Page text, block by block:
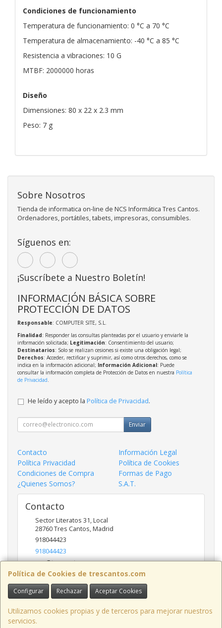
Condiciones de funcionamiento
Temperatura de funcionamiento: 0 °C a 70 °C
Temperatura de almacenamiento: -40 °C a 85 °C
Resistencia a vibraciones: 10 G
MTBF: 2000000 horas
Diseño
Dimensiones: 80 x 22 x 2.3 mm
Peso: 7 g
Política de Cookies de trescantos.com
Configurar Rechazar Aceptar Cookies
Utilizamos cookies propias y de terceros para mejorar nuestros
servicios.
Sobre Nosotros
Tienda de informatica on-line de NCS Informática Tres Cantos.
Ordenadores, portátiles, tabets, impresoras, consumibles.
Síguenos en:
¡Suscríbete a Nuestro Boletín!
INFORMACIÓN BÁSICA SOBRE
PROTECCIÓN DE DATOS
Responsable: COMPUTER SITE, S.L.
Finalidad: Responder las consultas planteadas por el usuario y enviarle la
información solicitada; Legitimación: Consentimiento del usuario;
Destinatarios: Solo se realizan cesiones si existe una obligación legal;
Derechos: Acceder, rectificar y suprimir, así como otros derechos, como se
indica en la información adicional; Información Adicional: Puede
consultar la información completa de Protección de Datos en nuestra Política
de Privacidad
He leído y acepto la Política de Privacidad.
Enviar
Contacto
Información Legal
Política Privacidad
Política de Cookies
Condiciones de Compra
Formas de Pago
¿Quienes Somos?
S.A.T.
Contacto
Sector Literatos 31, Local
28760Tres Cantos,Madrid
918044423
918044423
ncs@trescantos.com
Horario
Lunes a Viernes 9:30 a 14:00 - 15:30 a 19:00